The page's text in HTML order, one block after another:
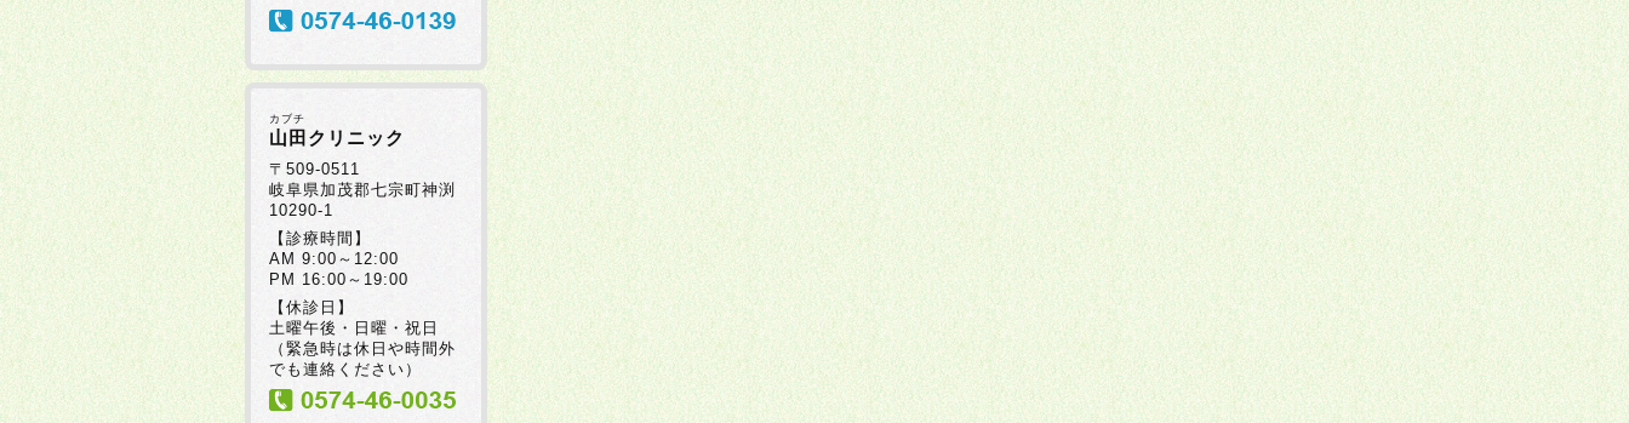
カブチ
山田クリニック
〒509-0511
岐阜県加茂郡七宗町神渕
10290-1
【診療時間】
AM 9:00～12:00
PM 16:00～19:00
【休診日】
土曜午後・日曜・祝日
（緊急時は休日や時間外
でも連絡ください）